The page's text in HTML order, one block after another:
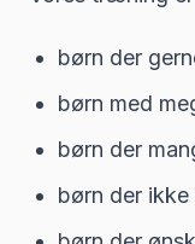
børn der
børn med
børn der
børn der